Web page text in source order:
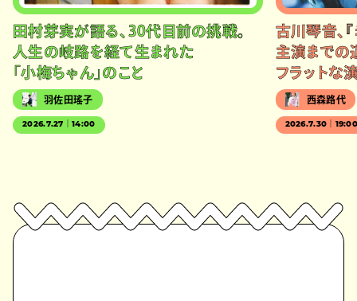
田村芽実が語る、30代目前の挑戦。
人生の岐路を経て生まれた
「小梅ちゃん」のこと
羽佐田瑤子
2026.7.27｜14:00
古川琴音、
主演までの
フラットな
西森路代
2026.7.30｜